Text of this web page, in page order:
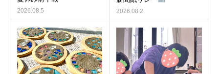
2026.08.5 2026.08.2